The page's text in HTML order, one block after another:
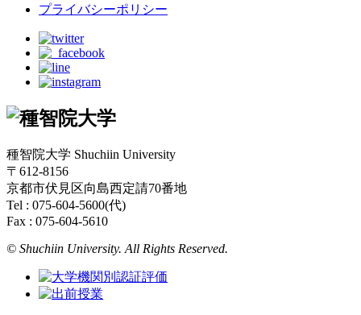
プライバシーポリシー
種智院大学 Shuchiin University
〒612-8156
京都市伏見区向島西定請70番地
Tel : 075-604-5600(代)
Fax : 075-604-5610
© Shuchiin University. All Rights Reserved.